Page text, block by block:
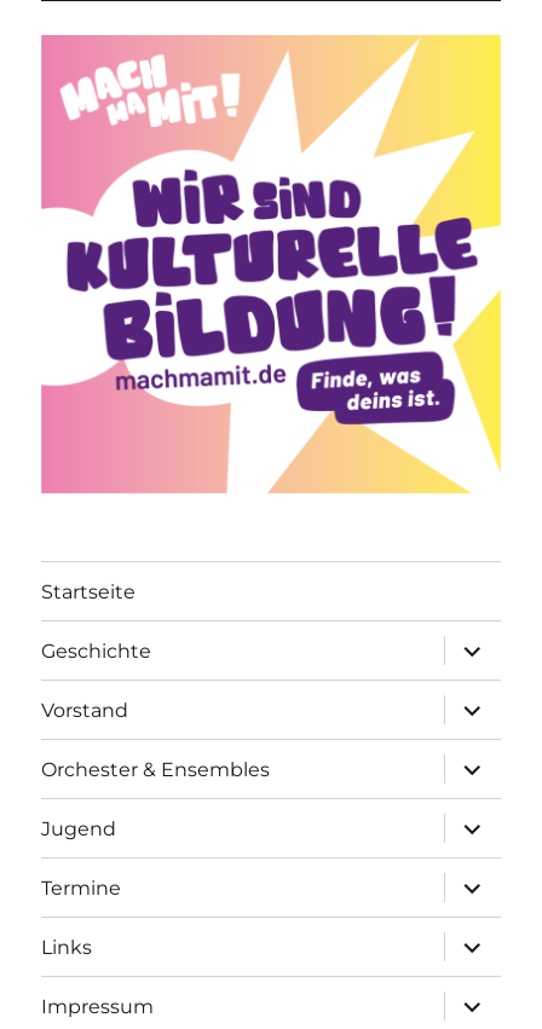
Startseite
Geschichte
öffnen
Vorstand
öffnen
Orchester & Ensembles
öffnen
Jugend
öffnen
Termine
öffnen
Links
öffnen
Impressum
öffnen